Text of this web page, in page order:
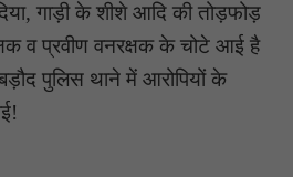
गाड़ी के शीशे आदि की तोड़फोड़
व प्रवीण वनरक्षक के चोटे आई है
पुलिस थाने में आरोपियों के